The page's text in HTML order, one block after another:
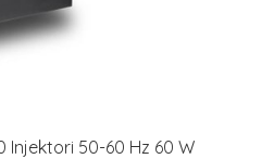
Injektori 50-60 Hz 60 W